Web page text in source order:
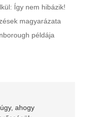
Így nem hibázik!
magyarázata
példája
ahogy